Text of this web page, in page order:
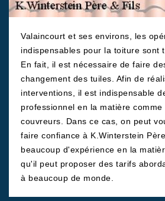
Valaincourt et ses environs, les
indispensables pour la toiture sont
En fait, il est nécessaire de faire
changement des tuiles. Afin de
interventions, il est indispensable
professionnel en la matière
couvreurs. Dans ce cas, on peut
faire confiance à K.Winterstein
beaucoup d'expérience en la
qu'il peut proposer des tarifs
à beaucoup de monde.